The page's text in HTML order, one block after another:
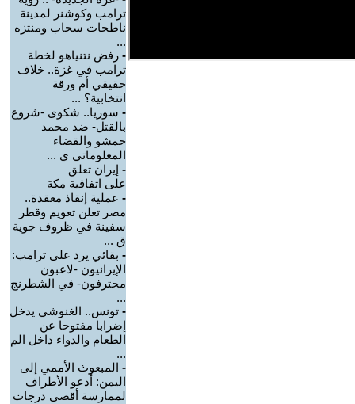
ترامب وكوشنر لمدينة
ناطحات سحاب ومنتزه
...
- رفض نتنياهو لخطة
ترامب في غزة.. خلاف
حقيقي أم ورقة
انتخابية؟ ...
- سوريا.. شكوى -شروع
بالقتل- ضد محمد
حمشو والقضاء
المعلوماتي ي ...
- إيران تعلق
على اتفاقية مكة
- عملية إنقاذ معقدة..
مصر تعلن تعويم وقطر
سفينة في ظروف جوية
ق ...
- بقائي يرد على ترامب:
الإيرانيون -لاعبون
محترفون- في الشطرنج
...
- تونس.. الغنوشي يدخل
إضرابا مفتوحا عن
الطعام والدواء داخل الم
...
- ‏المبعوث الأممي إلى
اليمن: أدعو الأطراف
لممارسة أقصى درجات